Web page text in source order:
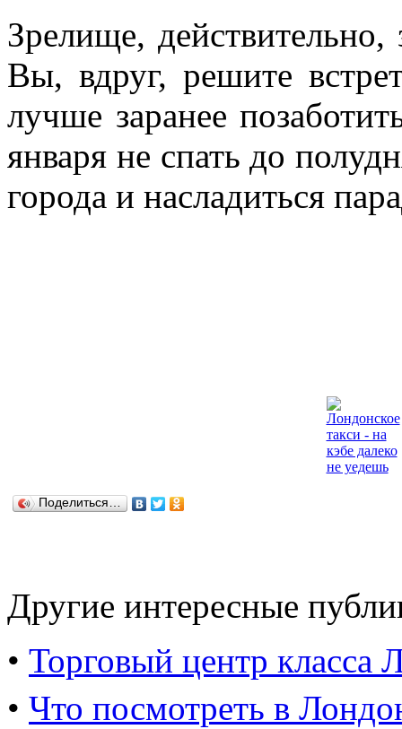
Зрелище,
Вы, вдруг, решите
лучше заранее
января не спать до
города и насладиться
Поделиться…
Другие интересные
• Торговый центр класса
• Что посмотреть в